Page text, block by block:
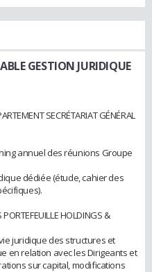
GESTION JURIDIQUE
SECRÉTARIAT GÉNÉRAL
annuel des réunions Groupe
dédiée (étude, cahier des
HOLDINGS &
juridique des structures et
en relation avec les Dirigeants et
sur capital, modifications